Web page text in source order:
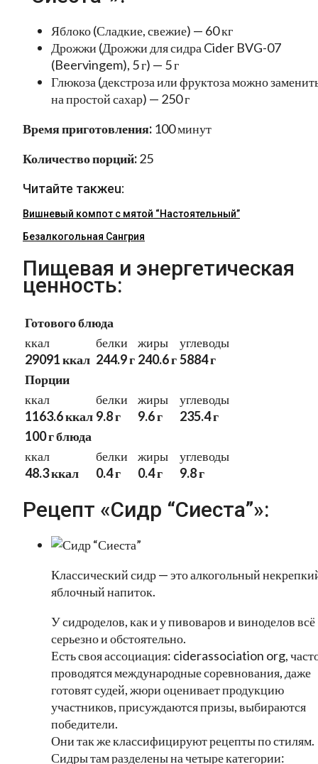
Яблоко (Сладкие, свежие) — 60 кг
Дрожжи (Дрожжи для сидра Cider BVG-07
(Beervingem), 5 г) — 5 г
Глюкоза (декстроза или фруктоза можно
на простой сахар) — 250 г
Время приготовления: 100 минут
Количество порций:25
Читайте такжеu:
Вишневый компот с мятой “Настоятельный”
Безалкогольная Сангрия
Пищевая и энергетическая
ценность:
Готового блюда
ккал
29091 ккал
белки
244.9 г
жиры
240.6 г
углеводы
5884 г
Порции
ккал
1163.6 ккал
белки
9.8 г
жиры
9.6 г
углеводы
235.4 г
100 г блюда
ккал
48.3 ккал
белки
0.4 г
жиры
0.4 г
углеводы
9.8 г
Рецепт «Сидр “Сиеста”»:
Классический сидр — это алкогольный
яблочный напиток.
У сидроделов, как и у пивоваров и виноделов всё
серьезно и обстоятельно.
Есть своя ассоциация: ciderassociation org,
проводятся международные соревнования, даже
готовят судей, жюри оценивает продукцию
участников, присуждаются призы, выбираются
победители.
Они так же классифицируют рецепты по стилям.
Сидры там разделены на четыре категории: